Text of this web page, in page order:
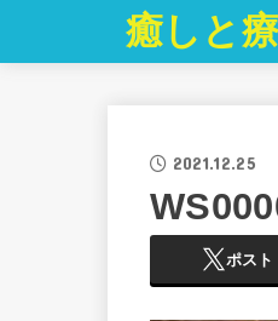
癒しと
2021.12.25
ポスト